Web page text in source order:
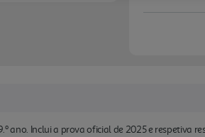
ano. Inclui a prova oficial de 2025 e respetiva